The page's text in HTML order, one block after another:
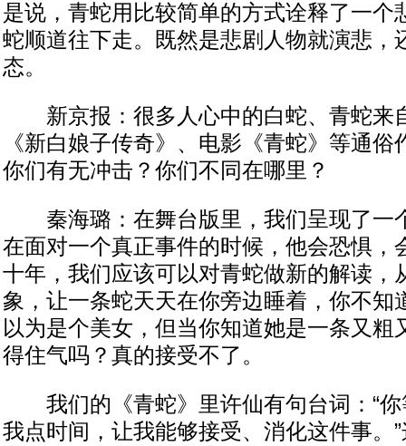
是说，青蛇用比较简单的方式诠释了一个
蛇顺道往下走。既然是悲剧人物就演悲，
态。
新京报：很多人心中的白蛇、青蛇来
《新白娘子传奇》、电影《青蛇》等通俗
你们有无冲击？你们不同在哪里？
秦海璐：在舞台版里，我们呈现了一
在面对一个真正事件的时候，他会恐惧，
十年，我们应该可以对青蛇做新的解读，
象，让一条蛇天天在你旁边睡着，你不知
以为是个美女，但当你知道她是一条又粗
得住气吗？真的接受不了。
我们的《青蛇》里许仙有句台词：“你
我点时间，让我能够接受、消化这件事。